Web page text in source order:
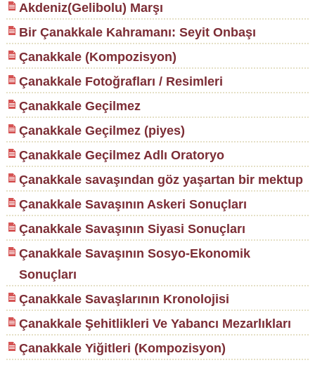
Akdeniz(Gelibolu) Marşı
Bir Çanakkale Kahramanı: Seyit Onbaşı
Çanakkale (Kompozisyon)
Çanakkale Fotoğrafları / Resimleri
Çanakkale Geçilmez
Çanakkale Geçilmez (piyes)
Çanakkale Geçilmez Adlı Oratoryo
Çanakkale savaşından göz yaşartan bir mektup
Çanakkale Savaşının Askeri Sonuçları
Çanakkale Savaşının Siyasi Sonuçları
Çanakkale Savaşının Sosyo-Ekonomik
Sonuçları
Çanakkale Savaşlarının Kronolojisi
Çanakkale Şehitlikleri Ve Yabancı Mezarlıkları
Çanakkale Yiğitleri (Kompozisyon)